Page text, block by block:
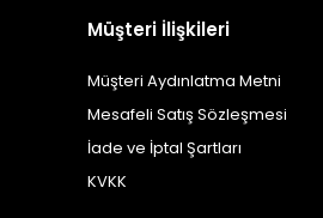
Müşteri İlişkileri
Müşteri Aydınlatma Metni
Mesafeli Satış Sözleşmesi
İade ve İptal Şartları
KVKK